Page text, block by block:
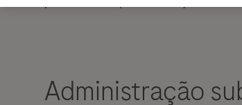
Administração